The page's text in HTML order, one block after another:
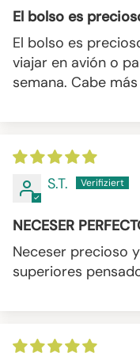
El bolso es
El bolso es
viajar en avión o
semana. Cabe
S.T.
NECESER
Neceser precioso
superiores